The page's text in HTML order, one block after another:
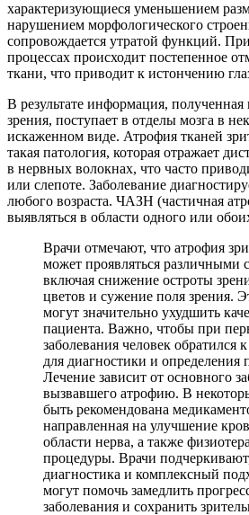
характеризующиеся уменьшением
нарушением морфологического
сопровождается утратой функций.
процессах происходит постепенное
ткани, что приводит к истончению
В результате информация, полученная
зрения, поступает в отделы мозга в
искаженном виде. Атрофия тканей
такая патология, которая отражает
в нервных волокнах, что часто
или слепоте. Заболевание
любого возраста. ЧАЗН (частичная
выявляться в области одного или
Врачи отмечают, что атрофия
может проявляться различными
включая снижение остроты
цветов и сужение поля зрения.
могут значительно ухудшить
пациента. Важно, чтобы при
заболевания человек обратился
для диагностики и
Лечение зависит от основного
вызвавшего атрофию. В
быть рекомендована
направленная на улучшение
области нерва, а также
процедуры. Врачи
диагностика и комплексный
могут помочь замедлить
заболевания и сохранить